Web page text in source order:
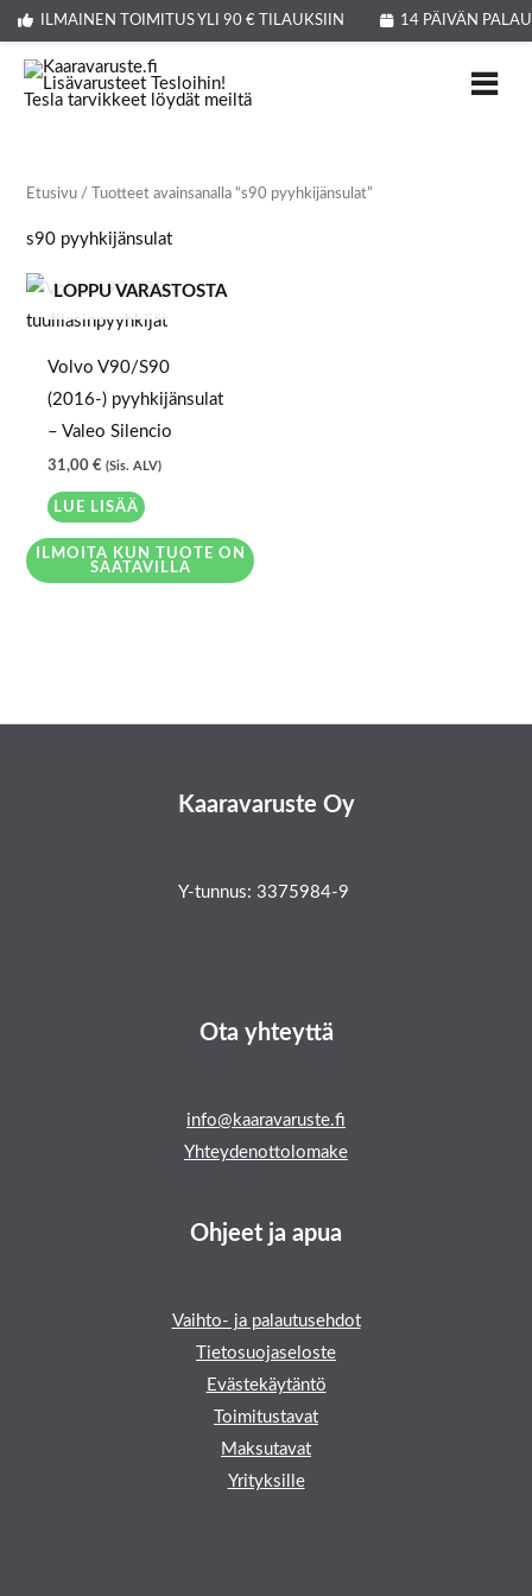
ILMAINEN TOIMITUS YLI 90 € TILAUKSIIN 14 PÄIVÄN
Siirry
sisältöön
Etusivu / Tuotteet avainsanalla “s90 pyyhkijänsulat”
s90 pyyhkijänsulat
LOPPU VARASTOSTA
Volvo V90/S90
(2016-) pyyhkijänsulat
– Valeo Silencio
31,00 € (Sis. ALV)
LUE LISÄÄ
ILMOITA KUN TUOTE ON
SAATAVILLA
Kaaravaruste Oy
Y-tunnus: 3375984-9
Ota yhteyttä
info@kaaravaruste.fi
Yhteydenottolomake
Ohjeet ja apua
Vaihto- ja palautusehdot
Tietosuojaseloste
Evästekäytäntö
Toimitustavat
Maksutavat
Yrityksille